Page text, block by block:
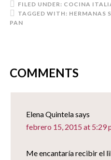
en
una
ventana
nueva)
Twitter
(Se
abre
Pinterest
(Se
abre
Google+
(Se
abre
correo
a
FILED UNDER: COCINA
TAGGED WITH: HERMANAS
PAN
COMMENTS
Elena Quintelasays
febrero 15, 2015 at 5:29
Me encantaría recibir el